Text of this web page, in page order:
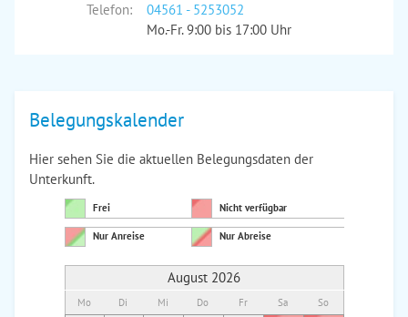
Telefon:
04561 - 5253052
Mo.-Fr. 9:00 bis 17:00 Uhr
Belegungskalender
Hier sehen Sie die aktuellen Belegungsdaten der
Unterkunft.
Frei Nicht verfügbar
Nur Anreise Nur Abreise
August 2026
Mo Di Mi Do Fr Sa So